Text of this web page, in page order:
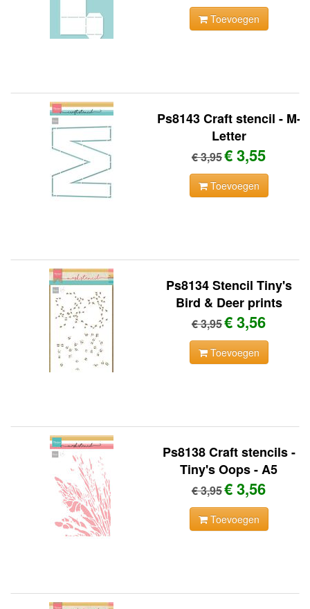
Toevoegen
Ps8143 Craft stencil - M-
Letter
€ 3,95€ 3,55
Toevoegen
Ps8134 Stencil Tiny's
Bird & Deer prints
€ 3,95€ 3,56
Toevoegen
Ps8138 Craft stencils -
Tiny's Oops - A5
€ 3,95€ 3,56
Toevoegen